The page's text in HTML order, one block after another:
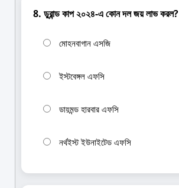
8. ডুরান্ড কাপ ২০২৪-এ কোন দল জয় লাভ করল?
মোহনবাগান এসজি
ইস্টবেঙ্গল এফসি
ডায়মন্ড হারবার এফসি
নর্থইস্ট ইউনাইটেড এফসি